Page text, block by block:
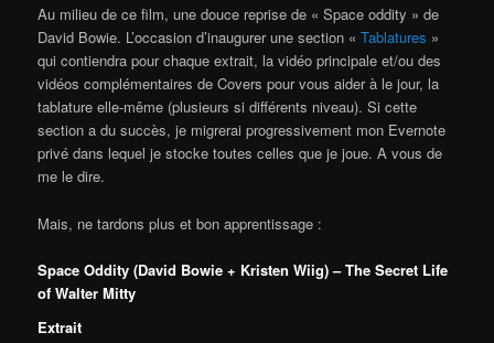
Au milieu de ce film, une douce reprise de « Space oddity » de
David Bowie. L’occasion d’inaugurer une section «Tablatures »
qui contiendra pour chaque extrait, la vidéo principale et/ou des
vidéos complémentaires de Covers pour vous aider à le jour, la
tablature elle-même (plusieurs si différents niveau). Si cette
section a du succès, je migrerai progressivement mon Evernote
privé dans lequel je stocke toutes celles que je joue. A vous de
me le dire.
Mais, ne tardons plus et bon apprentissage :
Space Oddity (David Bowie + Kristen Wiig) – The Secret Life
of Walter Mitty
Extrait